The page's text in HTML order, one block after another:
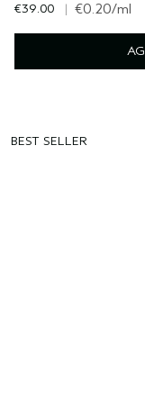
€39.00 | €0.20/ml
BEST SELLER